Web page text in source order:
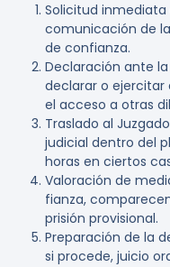
Solicitud
comunicación de
de confianza.
Declaración ante
declarar o ejercitar
el acceso a otras
Traslado al
judicial dentro del
horas en ciertos
Valoración de
fianza,
prisión provisional.
Preparación de la
si procede, juicio